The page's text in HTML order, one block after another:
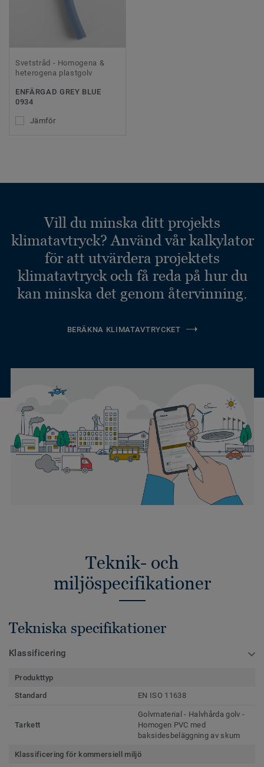
Svetstråd - Homogena &
heterogena plastgolv
ENFÄRGAD GREY BLUE
0934
Jämför
Vill du minska ditt projekts
klimatavtryck? Använd vår kalkylator
för att utvärdera projektets
klimatavtryck och få reda på hur du
kan minska det genom återvinning.
BERÄKNA KLIMATAVTRYCKET
Teknik- och
miljöspecifikationer
Tekniska specifikationer
Klassificering
Produkttyp
Standard
EN ISO 11638
Tarkett
Golvmaterial - Halvhårda golv -
Homogen PVC med
baksidesbeläggning av skum
Klassificering för kommersiell miljö